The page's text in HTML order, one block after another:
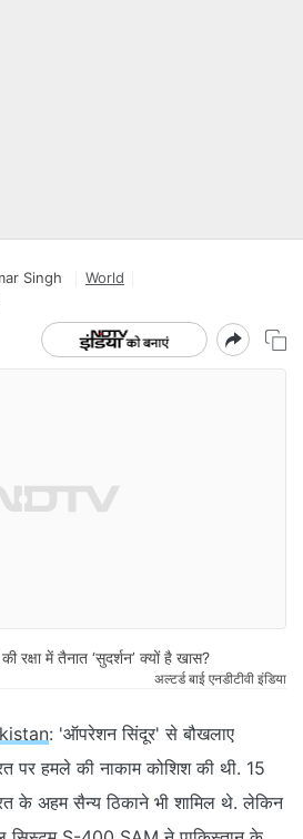
Singh
World
में तैनात ‘सुदर्शन’ क्यों है खास?
अल्टर्ड बाई एनडीटीवी इंडिया
: 'ऑपरेशन सिंदूर' से बौखलाए
पर हमले की नाकाम कोशिश की थी. 15
के अहम सैन्य ठिकाने भी शामिल थे. लेकिन